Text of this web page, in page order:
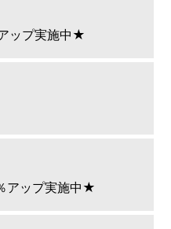
ップ実施中★
アップ実施中★